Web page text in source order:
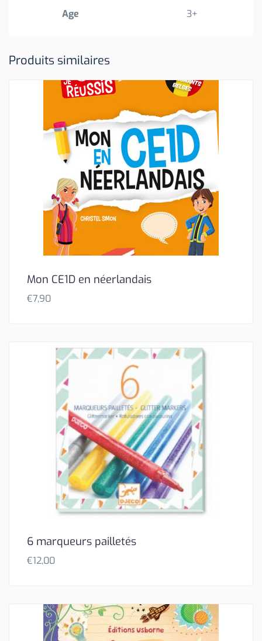
Age 3+
Produits similaires
Mon CE1D en néerlandais
€7,90
6 marqueurs pailletés
€12,00